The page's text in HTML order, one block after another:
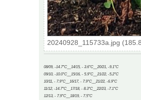
20240928_115733a.jpg
08/09, -14.7°C__14/15, - 3.6°C__20/21, -9.1°C
09/10, -10.0°C__15/16, - 5.9°C__21/22, -5.2°C
10/11, - 7.9°C__16/17, - 7.9°C__21/22, -6.9°C
11/12, -14.7°C__17/18, - 8.3°C__22/23, -7.1°C
12/13, - 7.9°C__18/19, - 7.5°C